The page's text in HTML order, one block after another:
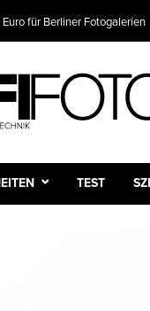
für Berliner Fotogalerien
TEST